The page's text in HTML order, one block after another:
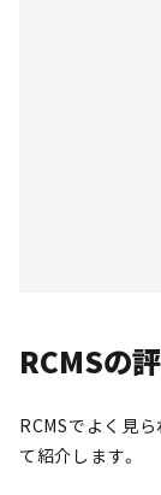
RCMSの
RCMSでよく見
て紹介します。